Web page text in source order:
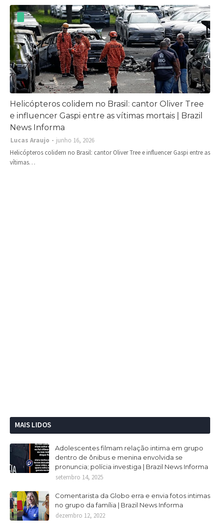
Helicópteros colidem no Brasil: cantor Oliver Tree
e influencer Gaspi entre as vítimas mortais | Brazil
News Informa
Lucas Araujo
junho 16, 2026
Helicópteros colidem no Brasil: cantor Oliver Tree e influencer Gaspi entre as
vítimas…
MAIS LIDOS
Adolescentes filmam relação intima em grupo
dentro de ônibus e menina envolvida se
pronuncia; polícia investiga | Brazil News Informa
setembro 14, 2025
Comentarista da Globo erra e envia fotos intimas
no grupo da família | Brazil News Informa
dezembro 12, 2022